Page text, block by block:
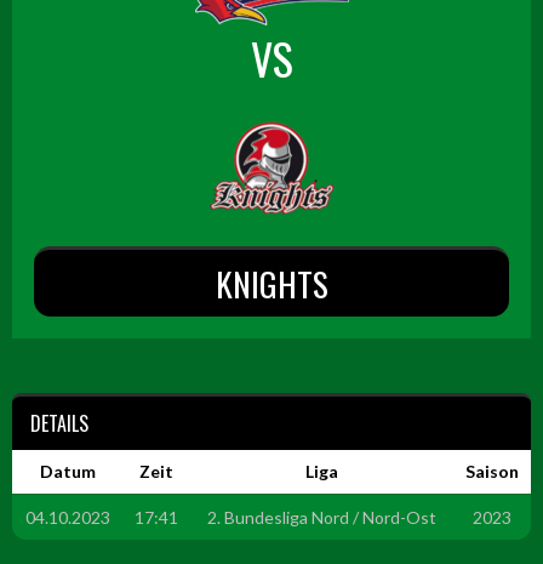
VS
KNIGHTS
DETAILS
Datum Zeit Liga Saison
04.10.2023 17:41 2. Bundesliga Nord / Nord-Ost 2023